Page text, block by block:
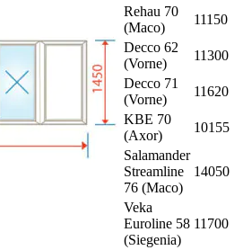
Rehau 70
(Maco)
11150
Decco 62
(Vorne)
11300
Decco 71
(Vorne)
11620
KBE 70
(Axor)
10155
Salamander
Streamline
76 (Maco)
14050
Veka
Euroline 58
(Siegenia)
11700